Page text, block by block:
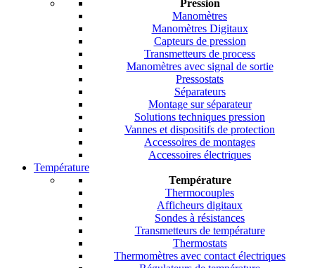
Pression
Manomètres
Manomètres Digitaux
Capteurs de pression
Transmetteurs de process
Manomètres avec signal de sortie
Pressostats
Séparateurs
Montage sur séparateur
Solutions techniques pression
Vannes et dispositifs de protection
Accessoires de montages
Accessoires électriques
Température
Température
Thermocouples
Afficheurs digitaux
Sondes à résistances
Transmetteurs de température
Thermostats
Thermomètres avec contact électriques